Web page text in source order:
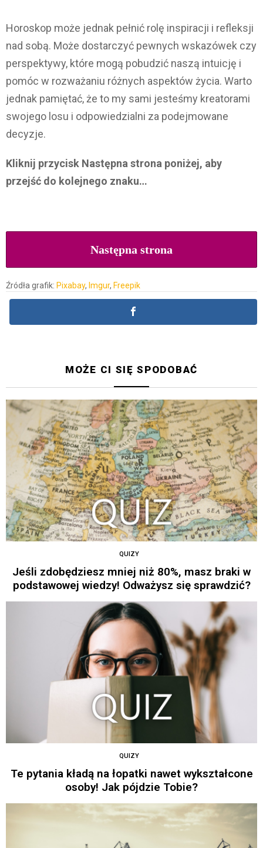
Horoskop może jednak pełnić rolę inspiracji i refleksji
nad sobą. Może dostarczyć pewnych wskazówek czy
perspektywy, które mogą pobudzić naszą intuicję i
pomóc w rozważaniu różnych aspektów życia. Warto
jednak pamiętać, że to my sami jesteśmy kreatorami
swojego losu i odpowiedzialni za podejmowane
decyzje.
Kliknij przycisk Następna strona poniżej, aby
przejść do kolejnego znaku…
Następna strona
Źródła grafik: Pixabay, Imgur, Freepik
MOŻE CI SIĘ SPODOBAĆ
QUIZY
Jeśli zdobędziesz mniej niż 80%, masz braki w
podstawowej wiedzy! Odważysz się sprawdzić?
QUIZY
Te pytania kładą na łopatki nawet wykształcone
osoby! Jak pójdzie Tobie?